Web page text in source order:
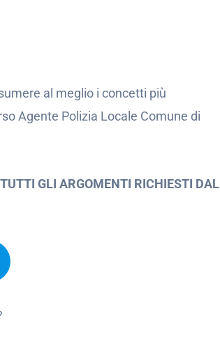
al meglio i concetti più
Agente Polizia Locale Comune di
GLI ARGOMENTI RICHIESTI DAL